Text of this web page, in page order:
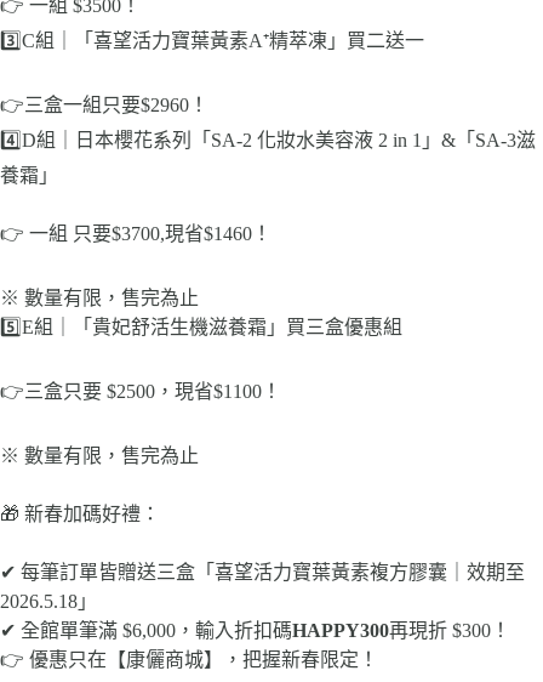
👉 一組 $3500！
3️⃣C組｜「喜望活力寶葉黃素A⁺精萃凍」買二送一
👉三盒一組只要$2960！
4️⃣D組｜日本櫻花系列「SA-2 化妝水美容液 2 in 1」&「SA-3滋
養霜」
👉 一組 只要$3700,現省$1460！
※ 數量有限，售完為止
5️⃣E組｜「貴妃舒活生機滋養霜」買三盒優惠組
👉三盒只要 $2500，現省$1100！
※ 數量有限，售完為止
🎁 新春加碼好禮：
✔ 每筆訂單皆贈送三盒「喜望活力寶葉黃素複方膠囊｜效期至
2026.5.18」
✔ 全館單筆滿 $6,000，輸入折扣碼HAPPY300再現折 $300！
👉 優惠只在【康儷商城】，把握新春限定！